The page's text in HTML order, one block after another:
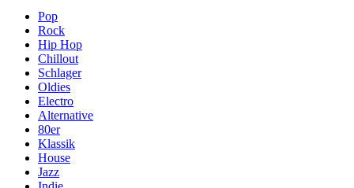
Pop
Rock
Hip Hop
Chillout
Schlager
Oldies
Electro
Alternative
80er
Klassik
House
Jazz